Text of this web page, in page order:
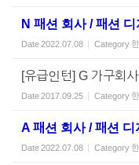
N 패션 회사 / 패션
Date2022.07.08 Category
[유급인턴] G 가구회
Date2017.09.25 Category
A 패션 회사 / 패션
Date2022.07.08 Category